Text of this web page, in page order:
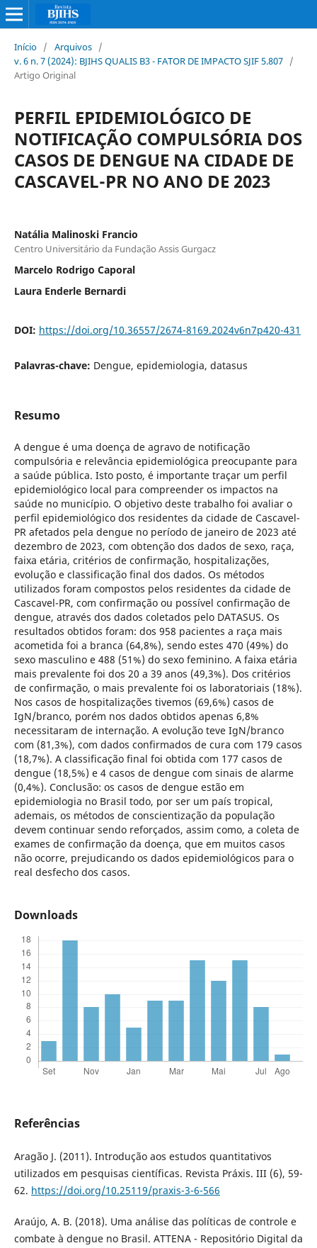
Início / Arquivos /
v. 6 n. 7 (2024): BJIHS QUALIS B3 - FATOR DE IMPACTO SJIF 5.807 /
Artigo Original
PERFIL EPIDEMIOLÓGICO DE
NOTIFICAÇÃO COMPULSÓRIA DOS
CASOS DE DENGUE NA CIDADE DE
CASCAVEL-PR NO ANO DE 2023
Natália Malinoski Francio
Centro Universitário da Fundação Assis Gurgacz
Marcelo Rodrigo Caporal
Laura Enderle Bernardi
DOI: https://doi.org/10.36557/2674-8169.2024v6n7p420-431
Palavras-chave: Dengue, epidemiologia, datasus
Resumo
A dengue é uma doença de agravo de notificação
compulsória e relevância epidemiológica preocupante para
a saúde pública. Isto posto, é importante traçar um perfil
epidemiológico local para compreender os impactos na
saúde no município. O objetivo deste trabalho foi avaliar o
perfil epidemiológico dos residentes da cidade de Cascavel-
PR afetados pela dengue no período de janeiro de 2023 até
dezembro de 2023, com obtenção dos dados de sexo, raça,
faixa etária, critérios de confirmação, hospitalizações,
evolução e classificação final dos dados. Os métodos
utilizados foram compostos pelos residentes da cidade de
Cascavel-PR, com confirmação ou possível confirmação de
dengue, através dos dados coletados pelo DATASUS. Os
resultados obtidos foram: dos 958 pacientes a raça mais
acometida foi a branca (64,8%), sendo estes 470 (49%) do
sexo masculino e 488 (51%) do sexo feminino. A faixa etária
mais prevalente foi dos 20 a 39 anos (49,3%). Dos critérios
de confirmação, o mais prevalente foi os laboratoriais (18%).
Nos casos de hospitalizações tivemos (69,6%) casos de
IgN/branco, porém nos dados obtidos apenas 6,8%
necessitaram de internação. A evolução teve IgN/branco
com (81,3%), com dados confirmados de cura com 179 casos
(18,7%). A classificação final foi obtida com 177 casos de
dengue (18,5%) e 4 casos de dengue com sinais de alarme
(0,4%). Conclusão: os casos de dengue estão em
epidemiologia no Brasil todo, por ser um país tropical,
ademais, os métodos de conscientização da população
devem continuar sendo reforçados, assim como, a coleta de
exames de confirmação da doença, que em muitos casos
não ocorre, prejudicando os dados epidemiológicos para o
real desfecho dos casos.
Downloads
Referências
Aragão J. (2011). Introdução aos estudos quantitativos
utilizados em pesquisas científicas. Revista Práxis. III (6), 59-
62. https://doi.org/10.25119/praxis-3-6-566
Araújo, A. B. (2018). Uma análise das políticas de controle e
combate à dengue no Brasil. ATTENA - Repositório Digital da